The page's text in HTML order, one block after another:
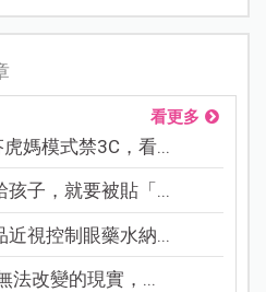
看更多
媽模式禁3C，看...
孩子，就要被貼「...
近視控制眼藥水納...
法改變的現實，...